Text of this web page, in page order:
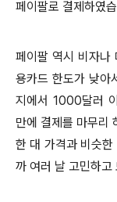
페이팔로 결제하였
페이팔 역시 비자나
용카드 한도가 낮아
지에서 1000달러
만에 결제를 마무리
한 대 가격과 비슷
까 여러 날 고민하고